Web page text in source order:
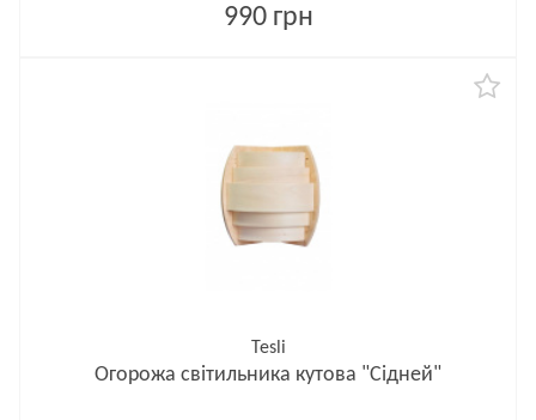
990 грн
Tesli
Огорожа світильника кутова "Сідней"